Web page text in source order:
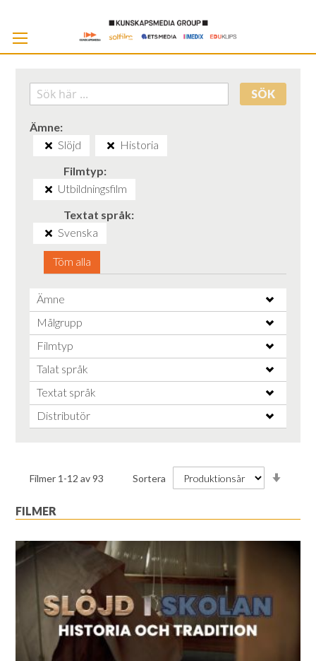
SÖK
Ämne
Slöjd
Historia
Filmtyp
Utbildningsfilm
Textat språk
Svenska
Töm alla
Ämne
Målgrupp
Filmtyp
Talat språk
Textat språk
Distributör
Filmer 1 -12 av93 Sortera
FILMER